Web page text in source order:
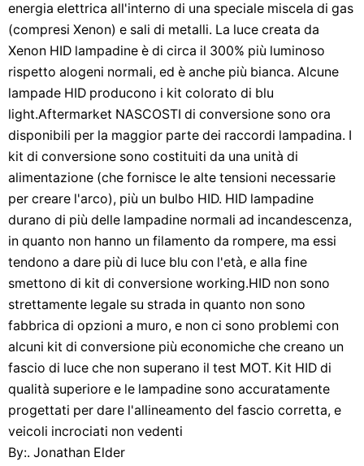
energia elettrica all'interno di una speciale miscela di gas
(compresi Xenon) e sali di metalli. La luce creata da
Xenon HID lampadine è di circa il 300% più luminoso
rispetto alogeni normali, ed è anche più bianca. Alcune
lampade HID producono i kit colorato di blu
light.Aftermarket NASCOSTI di conversione sono ora
disponibili per la maggior parte dei raccordi lampadina. I
kit di conversione sono costituiti da una unità di
alimentazione (che fornisce le alte tensioni necessarie
per creare l'arco), più un bulbo HID. HID lampadine
durano di più delle lampadine normali ad incandescenza,
in quanto non hanno un filamento da rompere, ma essi
tendono a dare più di luce blu con l'età, e alla fine
smettono di kit di conversione working.HID non sono
strettamente legale su strada in quanto non sono
fabbrica di opzioni a muro, e non ci sono problemi con
alcuni kit di conversione più economiche che creano un
fascio di luce che non superano il test MOT. Kit HID di
qualità superiore e le lampadine sono accuratamente
progettati per dare l'allineamento del fascio corretta, e
veicoli incrociati non vedenti
By:. Jonathan Elder